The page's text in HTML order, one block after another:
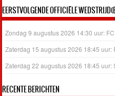
EERSTVOLGENDE OFFICIËLE
Zondag 9 augustus 2026 14:30 uur:
Zaterdag 15 augustus 2026 18:45 uur:
Zaterdag 22 augustus 2026 18:45 uur:
RECENTE BERICHTEN